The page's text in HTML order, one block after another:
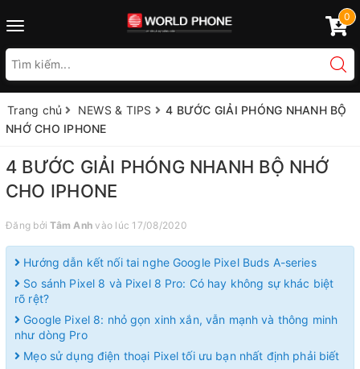
Toggle
0
Trang chủ NEWS & TIPS
4 BƯỚC GIẢI PHÓNG NHANH BỘ
NHỚ CHO IPHONE
4 BƯỚC GIẢI PHÓNG NHANH BỘ NHỚ
CHO IPHONE
Đăng bởiTâm Anh vào lúc 17/08/2020
Hướng dẫn kết nối tai nghe Google Pixel Buds A-series
So sánh Pixel 8 và Pixel 8 Pro: Có hay không sự khác biệt
rõ rệt?
Google Pixel 8: nhỏ gọn xinh xắn, vẫn mạnh và thông minh
như dòng Pro
Mẹo sử dụng điện thoại Pixel tối ưu bạn nhất định phải biết